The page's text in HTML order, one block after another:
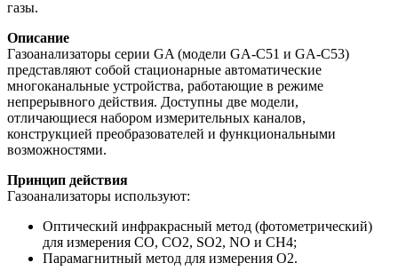
газы.
Описание
Газоанализаторы серии GA (модели GA-C51 и GA-C53)
представляют собой стационарные автоматические
многоканальные устройства, работающие в режиме
непрерывного действия. Доступны две модели,
отличающиеся набором измерительных каналов,
конструкцией преобразователей и функциональными
возможностями.
Принцип действия
Газоанализаторы используют:
Оптический инфракрасный метод (фотометрический)
для измерения CO, CO2, SO2, NO и CH4;
Парамагнитный метод для измерения O2.